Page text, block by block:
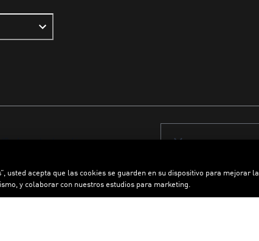
Configurador de cookies
usted acepta que las cookies se guarden en su dispositivo para mejorar la
y colaborar con nuestros estudios para marketing.